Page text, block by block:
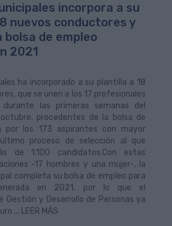
incorpora a su
nuevos conductores y
bolsa de empleo
2021
ha incorporado a su plantilla a 18
que se unen a los 17 profesionales
las primeras semanas del
procedentes de la bolsa de
por los 173 aspirantes con mayor
proceso de selección al que
de 1.100 candidatos.Con estas
-17 hombres y una mujer-, la
completa su bolsa de empleo para
en 2021, por lo que el
Gestión y Desarrollo de Personas ya
... LEER MÁS